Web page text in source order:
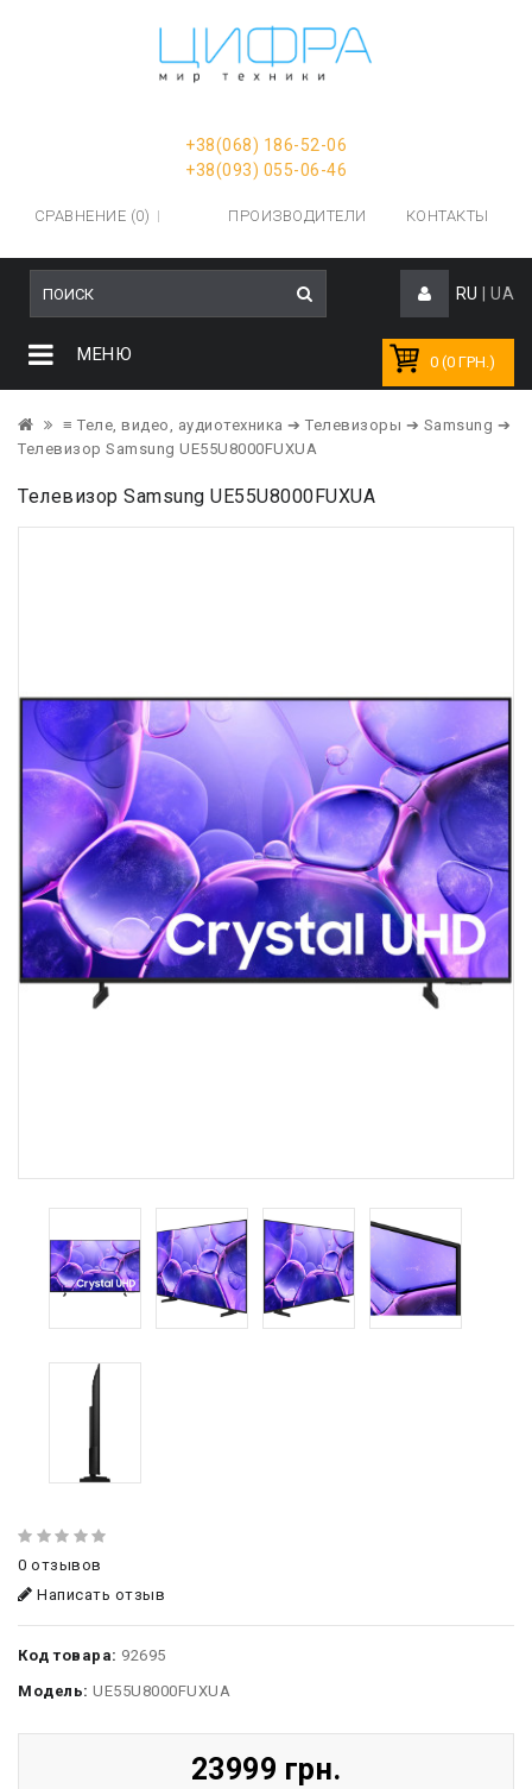
+38(068) 186-52-06
+38(093) 055-06-46
СРАВНЕНИЕ (0) ПРОИЗВОДИТЕЛИ КОНТАКТЫ
RU UA
0 (0 ГРН.)
МЕНЮ
≡ Теле, видео, аудиотехника ➔ Телевизоры ➔ Samsung ➔
Телевизор Samsung UE55U8000FUXUA
Телевизор Samsung UE55U8000FUXUA
0 отзывов
Написать отзыв
Код товара: 92695
Модель: UE55U8000FUXUA
23999 грн.